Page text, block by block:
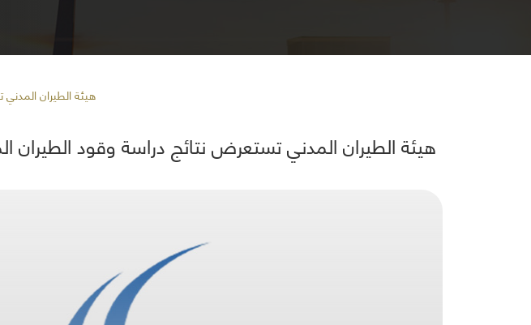
/ هيئة الطيران
هيئة الطيران المدني تستعرض نتائج دراسة وقود الطيران